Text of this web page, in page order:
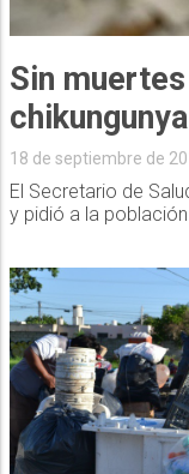
Sin
chikungunya
18 de septiembre de
El Secretario de
y pidió a la